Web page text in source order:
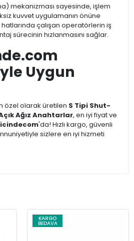
mekanizması sayesinde, işlem
kuvvet uygulamanın önüne
çalışan operatörlerin iş
sürecinin hızlanmasını sağlar.
Uygun
özel olarak üretilen S Tipi Shut-
Ağız Anahtarlar, en iyi fiyat ve
'da! Hızlı kargo, güvenli
sizlere en iyi hizmeti
KARGO
BEDAVA